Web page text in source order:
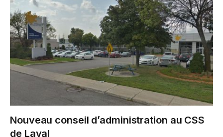
Nouveau conseil d’administration au CSS
de Laval